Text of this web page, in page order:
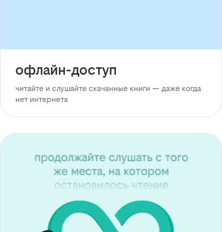
офлайн-доступ
читайте и слушайте скачанные книги — даже когда
нет интернета